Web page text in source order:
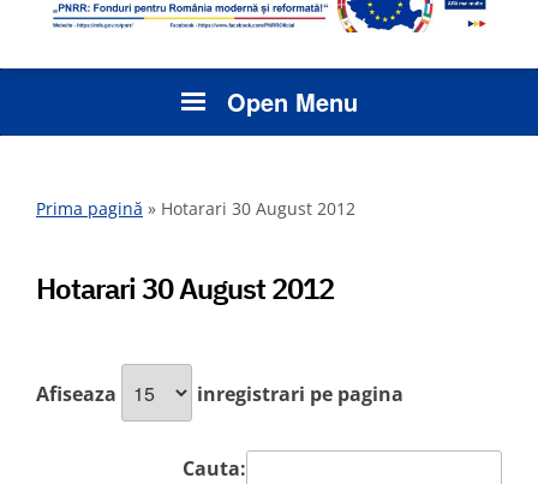
Open Menu
Prima pagină » Hotarari 30 August 2012
Hotarari 30 August 2012
Afiseaza inregistrari pe pagina
Cauta: